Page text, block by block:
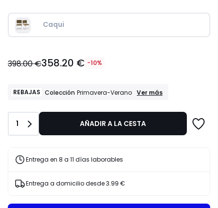
Caqui
€
de
€
10%
descuento
398.00 €358.20 € -10%
REBAJAS Colección Primavera-Verano REBAJAS
Ver más
Cantidad
1 AÑADIR A LA CESTA
Entrega en 8 a 11 días laborables
Entrega a domicilio desde3.99 €